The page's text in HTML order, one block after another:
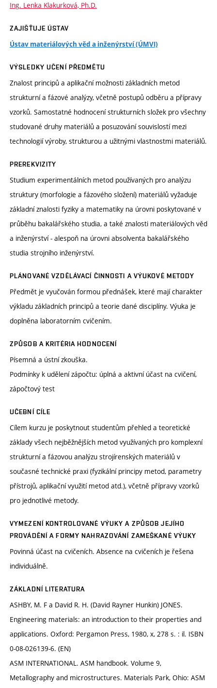
Ing. Lenka Klakurková, Ph.D.
ZAJIŠŤUJE ÚSTAV
Ústav materiálových věd a inženýrství (ÚMVI)
VÝSLEDKY UČENÍ PŘEDMĚTU
Znalost principů a aplikační možnosti základních metod
strukturní a fázové analýzy, včetně postupů odběru a přípravy
vzorků. Samostatné hodnocení strukturních složek pro všechny
studované druhy materiálů a posuzování souvislostí mezi
technologií výroby, strukturou a užitnými vlastnostmi materiálů.
PREREKVIZITY
Studium experimentálních metod používaných pro analýzu
struktury (morfologie a fázového složení) materiálů vyžaduje
základní znalosti fyziky a matematiky na úrovni poskytované v
průběhu bakalářského studia, a také znalosti materiálových věd
a inženýrství - alespoň na úrovni absolventa bakalářského
studia strojního inženýrství.
PLÁNOVANÉ VZDĚLÁVACÍ ČINNOSTI A VÝUKOVÉ METODY
Předmět je vyučován formou přednášek, které mají charakter
výkladu základních principů a teorie dané disciplíny. Výuka je
doplněna laboratorním cvičením.
ZPŮSOB A KRITÉRIA HODNOCENÍ
Písemná a ústní zkouška.
Podmínky k udělení zápočtu: úplná a aktivní účast na cvičení,
zápočtový test
UČEBNÍ CÍLE
Cílem kurzu je poskytnout studentům přehled a teoretické
základy všech nejběžnějších metod využívaných pro komplexní
strukturní a fázovou analýzu strojírenských materiálů v
současné technické praxi (fyzikální principy metod, parametry
přístrojů, aplikační využití metod atd.), včetně přípravy vzorků
pro jednotlivé metody.
VYMEZENÍ KONTROLOVANÉ VÝUKY A ZPŮSOB JEJÍHO
PROVÁDĚNÍ A FORMY NAHRAZOVÁNÍ ZAMEŠKANÉ VÝUKY
Povinná účast na cvičeních. Absence na cvičeních je řešena
individuálně.
ZÁKLADNÍ LITERATURA
ASHBY, M. F a David R. H. (David Rayner Hunkin) JONES.
Engineering materials: an introduction to their properties and
applications. Oxford: Pergamon Press, 1980, x, 278 s. : il. ISBN
0-08-026139-6. (EN)
ASM INTERNATIONAL. ASM handbook. Volume 9,
Metallography and microstructures. Materials Park, Ohio: ASM